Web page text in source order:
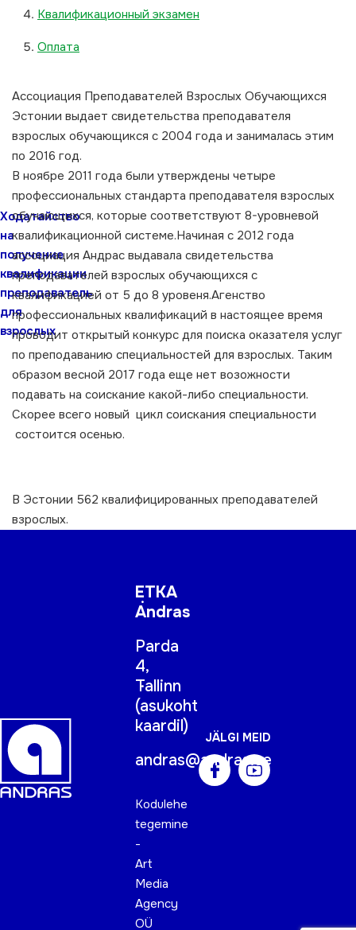
Ходатайство
на
получение
квалификации
преподаватель
для
взрослых
Квалификационный экзамен
Оплата
Ассоциация Преподавателей Взрослых Обучающихся
Эстонии выдает свидетельства преподавателя
взрослых обучающикся с 2004 года и занималась этим
по 2016 год.
В ноябре 2011 года были утверждены четыре
профессиональных стандарта преподавателя взрослых
обучающихся, которые соответствуют 8-уровневой
квалификационной системе.Начиная с 2012 года
ассоциация Андрас выдавала свидетельства
преподавателей взрослых обучающихся с
квалификацией от 5 до 8 уровеня.Агенство
профессиональных квалификаций в настоящее время
проводит открытый конкурс для поиска оказателя услуг
по преподаванию специальностей для взрослых. Таким
образом весной 2017 года еще нет возожности
подавать на соискание какой-либо специальности.
Скорее всего новый цикл соискания специальности
состоится осенью.
В Эстонии 562 квалифицированных преподавателей
взрослых.
ETKA
Andras
Parda
4,
Tallinn
(asukoht
kaardil)
andras@andras.ee
Kodulehe
tegemine
-
Art
Media
Agency
OÜ
JÄLGI MEID